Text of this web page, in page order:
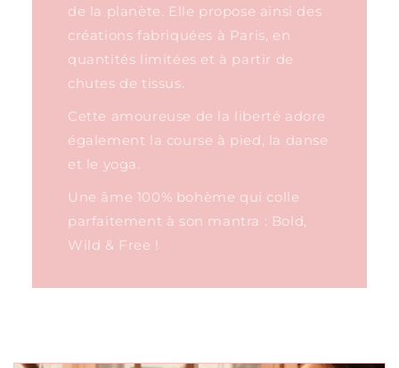
de la planète. Elle propose ainsi des
créations fabriquées à Paris, en
quantités limitées et à partir de
chutes de tissus.
Cette amoureuse de la liberté adore
également la course à pied, la danse
et le yoga.
Une âme 100% bohème qui colle
parfaitement à son mantra : Bold,
Wild & Free !